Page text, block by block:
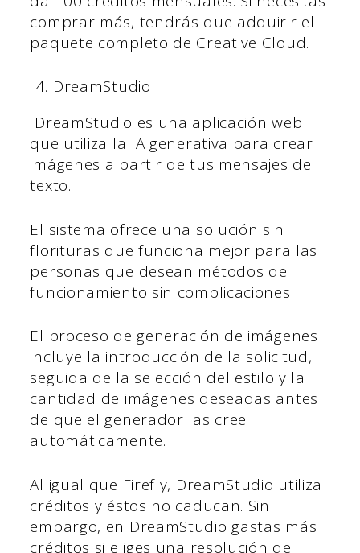
comprar más, tendrás que adquirir el
paquete completo de Creative Cloud.
DreamStudio
DreamStudio es una aplicación web
que utiliza la IA generativa para crear
imágenes a partir de tus mensajes de
texto.
El sistema ofrece una solución sin
florituras que funciona mejor para las
personas que desean métodos de
funcionamiento sin complicaciones.
El proceso de generación de imágenes
incluye la introducción de la solicitud,
seguida de la selección del estilo y la
cantidad de imágenes deseadas antes
de que el generador las cree
automáticamente.
Al igual que Firefly, DreamStudio utiliza
créditos y éstos no caducan. Sin
embargo, en DreamStudio gastas más
créditos si eliges una resolución de